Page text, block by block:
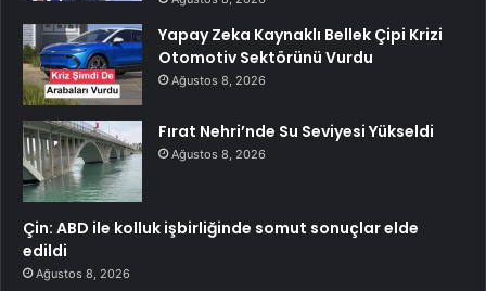
Yapay Zeka Kaynaklı Bellek Çipi Krizi
Otomotiv Sektörünü Vurdu
Ağustos 8, 2026
Fırat Nehri’nde Su Seviyesi Yükseldi
Ağustos 8, 2026
Çin: ABD ile kolluk işbirliğinde somut sonuçlar elde
edildi
Ağustos 8, 2026